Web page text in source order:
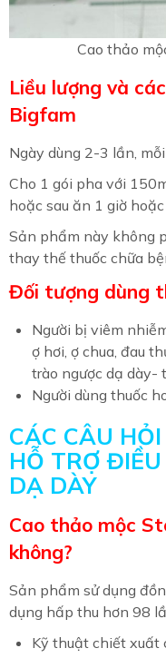
Cao thảo
Liều lượng và
Bigfam
Ngày dùng 2-3 lần,
Cho 1 gói pha với
hoặc sau ăn 1 giờ
Sản phẩm này không
thay thế thuốc chữa
Đối tượng dùng
Người bị viêm
ợ hơi, ợ chua, đau
trào ngược dạ dày-
Người dùng thuốc
CÁC CÂU
HỖ TRỢ
DẠ DÀY
Cao thảo mộc
không?
Sản phẩm sử dụng
dụng hấp thu hơn 98
Kỹ thuật chiết xuất